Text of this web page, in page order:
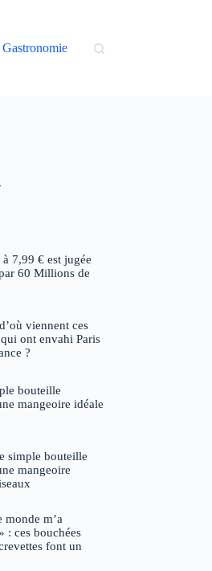
Gastronomie
7,99 € est jugée
60 Millions de
viennent ces
ont envahi Paris
?
bouteille
mangeoire idéale
simple bouteille
mangeoire
monde m’a
: ces bouchées
font un